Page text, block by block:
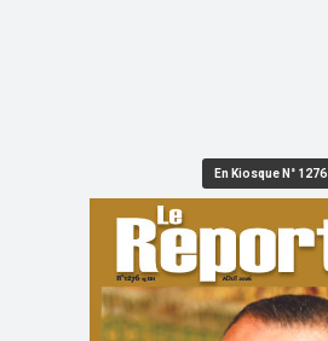
En Kiosque N° 1276